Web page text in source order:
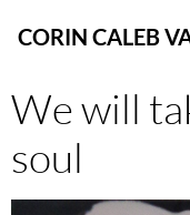
CORIN CALEB
We will
soul